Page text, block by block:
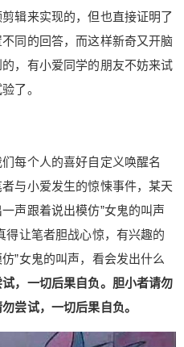
辑来实现的，但也直接证明了
同的回答，而这样新奇又开脑
，有小爱同学的朋友不妨来试
了。
每个人的喜好自定义唤醒名
与小爱发生的惊悚事件，某天
声跟着说出模仿”女鬼的叫声
得让笔者胆战心惊，有兴趣的
”女鬼的叫声，看会发出什么
，一切后果自负。胆小者请勿
尝试，一切后果自负。